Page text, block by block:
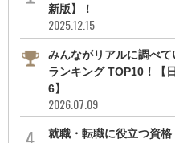
新版】！
2025.12.15
みんながリアルに調べ
ランキング TOP10！【
6】
2026.07.09
就職・転職に役立つ資